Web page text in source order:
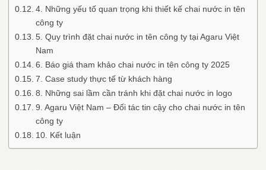
4. Những yếu tố quan trọng khi thiết kế chai nước in tên
công ty
5. Quy trình đặt chai nước in tên công ty tại Agaru Việt
Nam
6. Báo giá tham khảo chai nước in tên công ty 2025
7. Case study thực tế từ khách hàng
8. Những sai lầm cần tránh khi đặt chai nước in logo
9. Agaru Việt Nam – Đối tác tin cậy cho chai nước in tên
công ty
10. Kết luận